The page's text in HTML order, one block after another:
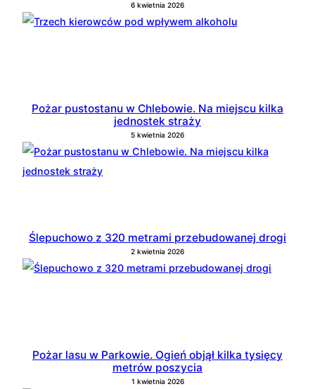
6 kwietnia 2026
Pożar pustostanu w Chlebowie. Na miejscu kilka
jednostek straży
5 kwietnia 2026
Ślepuchowo z 320 metrami przebudowanej drogi
2 kwietnia 2026
Pożar lasu w Parkowie. Ogień objął kilka tysięcy
metrów poszycia
1 kwietnia 2026